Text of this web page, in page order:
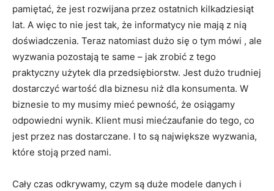
pamiętać, że jest rozwijana przez ostatnich kilkadziesiąt
lat. A więc to nie jest tak, że informatycy nie mają z nią
doświadczenia. Teraz natomiast dużo się o tym mówi , ale
wyzwania pozostają te same – jak zrobić z tego
praktyczny użytek dla przedsiębiorstw. Jest dużo trudniej
dostarczyć wartość dla biznesu niż dla konsumenta. W
biznesie to my musimy mieć pewność, że osiągamy
odpowiedni wynik. Klient musi miećzaufanie do tego, co
jest przez nas dostarczane. I to są największe wyzwania,
które stoją przed nami.
Cały czas odkrywamy, czym są duże modele danych i